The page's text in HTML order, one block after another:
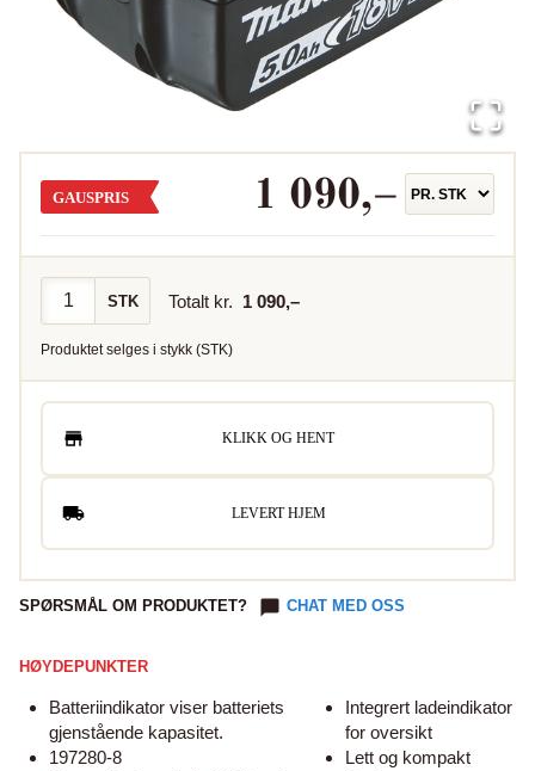
GAUSPRIS 1 090,–
STK Totalt kr. 1 090,–
Produktet selges i stykk (STK)
KLIKK OG HENT
LEVERT HJEM
SPØRSMÅL OM PRODUKTET? CHAT MED OSS
HØYDEPUNKTER
Batteriindikator viser batteriets
gjenstående kapasitet.
197280-8
Integrert ladeindikator
for oversikt
Lett og kompakt